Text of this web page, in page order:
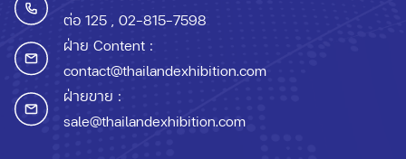
ต่อ 125 , 02-815-7598
ฝ่าย Content :
contact@thailandexhibition.com
ฝ่ายขาย :
sale@thailandexhibition.com